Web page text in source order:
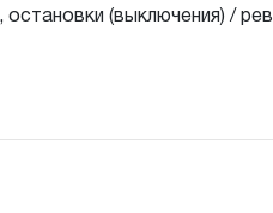
(выключения) /